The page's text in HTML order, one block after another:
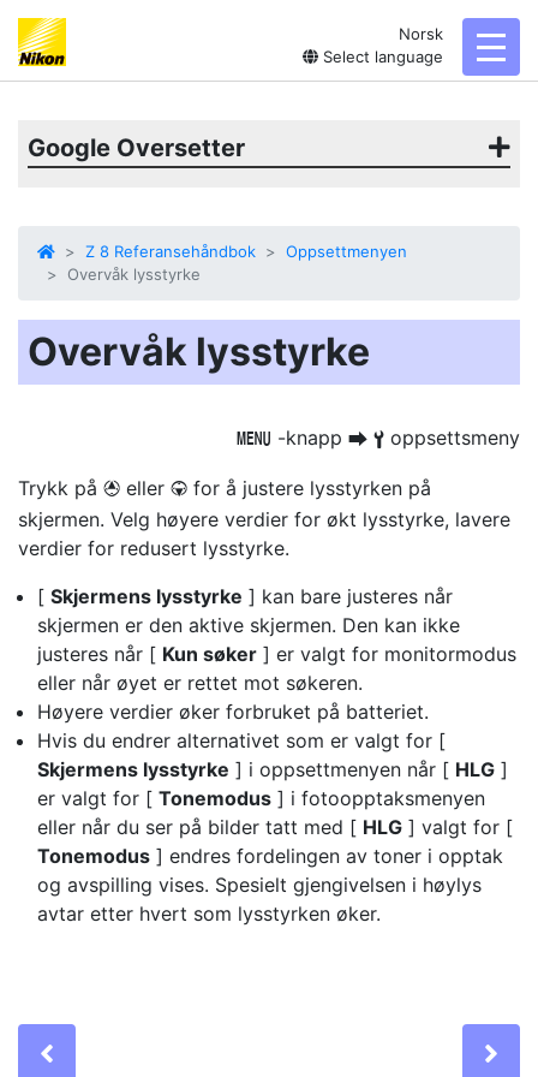
Norsk
Select language
Google Oversetter
Z 8 Referansehåndbok
Oppsettmenyen
Overvåk lysstyrke
Overvåk lysstyrke
G -knapp U B oppsettsmeny
Trykk på 1 eller 3 for å justere lysstyrken på
skjermen. Velg høyere verdier for økt lysstyrke, lavere
verdier for redusert lysstyrke.
[ Skjermens lysstyrke ] kan bare justeres når
skjermen er den aktive skjermen. Den kan ikke
justeres når [ Kun søker ] er valgt for monitormodus
eller når øyet er rettet mot søkeren.
Høyere verdier øker forbruket på batteriet.
Hvis du endrer alternativet som er valgt for [
Skjermens lysstyrke ] i oppsettmenyen når [ HLG ]
er valgt for [ Tonemodus ] i fotoopptaksmenyen
eller når du ser på bilder tatt med [ HLG ] valgt for [
Tonemodus ] endres fordelingen av toner i opptak
og avspilling vises. Spesielt gjengivelsen i høylys
avtar etter hvert som lysstyrken øker.